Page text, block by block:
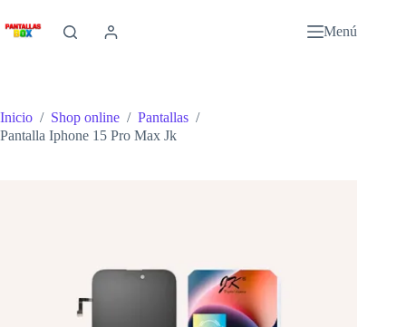
al
contenido
Menú
Inicio / Shop online / Pantallas /
Pantalla Iphone 15 Pro Max Jk